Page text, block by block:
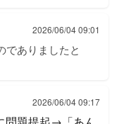
2026/06/04 09:01
でありましたと
2026/06/04 09:17